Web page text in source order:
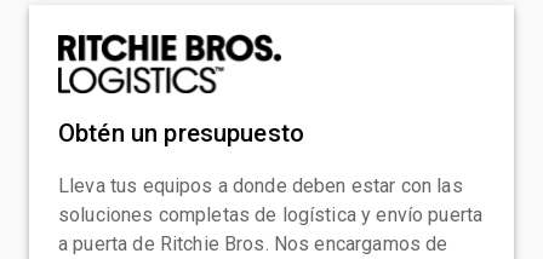
Obtén un presupuesto
Lleva tus equipos a donde deben estar con las
soluciones completas de logística y envío puerta
a puerta de Ritchie Bros. Nos encargamos de